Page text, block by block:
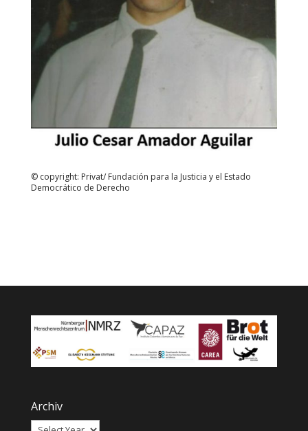
© copyright: Privat/ Fundación para la Justicia y el Estado
Democrático de Derecho
Archiv